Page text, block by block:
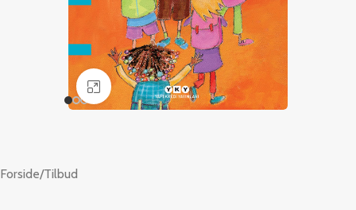
Klik for at forstørre
Forside/Tilbud